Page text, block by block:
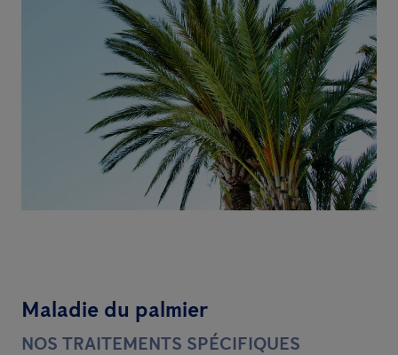
Maladie du palmier
NOS TRAITEMENTS SPÉCIFIQUES